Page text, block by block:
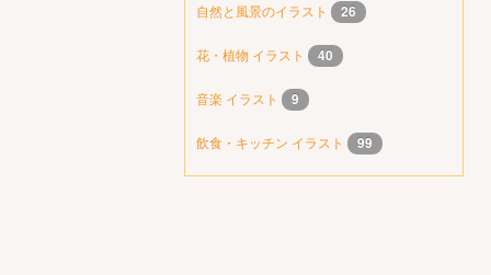
自然と風景のイラスト 26
花・植物 イラスト 40
音楽 イラスト 9
飲食・キッチン イラスト 99